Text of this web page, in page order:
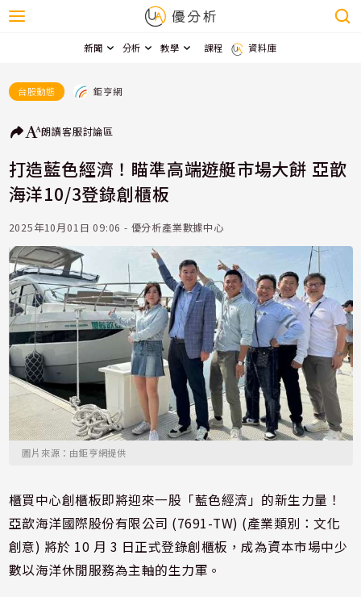
新聞 分析 教學 課程 資料庫
台股動態 鉅亨網
朗讀客服討論區
打造藍色經濟！瞄準高端遊艇市場大餅 亞歆
海洋10/3登錄創櫃板
2025年10月01日 09:06 - 優分析產業數據中心
圖片來源：由鉅亨網提供
櫃買中心創櫃板即將迎來一股「藍色經濟」的新生力量！
亞歆海洋國際股份有限公司 (7691-TW) (產業類別：文化
創意) 將於 10 月 3 日正式登錄創櫃板，成為資本市場中少
數以海洋休閒服務為主軸的生力軍。